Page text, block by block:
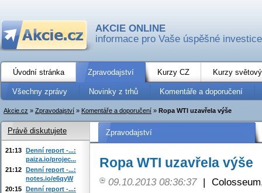
AKCIE ONLINE
informace pro Vaše úspěšné investice
Úvodní stránka Zpravodajství Kurzy CZ Kurzy
Všechny zprávy Novinky z trhů Komentáře a doporučení
Akcie.cz » Zpravodajství » Komentáře a doporučení » Ropa WTI uzavřela výše
Zpravodajství
Ropa WTI uzavřela výše
09.10.2013 08:36:37 |
Právě diskutujete
21:13 Denní report -...:
paiza.io/projec...
21:12 Denní report -...:
notes.io/e6qyW
20:15 Denní report -...: